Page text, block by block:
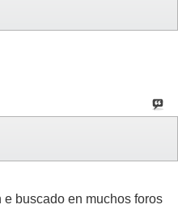
buscado en muchos foros